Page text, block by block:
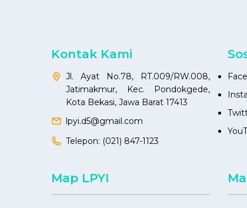
Kontak Kami
Jl. Ayat No.78, RT.009/RW.008,
Jatimakmur, Kec. Pondokgede,
Kota Bekasi, Jawa Barat 17413
lpyi.d5@gmail.com
Telepon: (021) 847-1123
Map LPYI